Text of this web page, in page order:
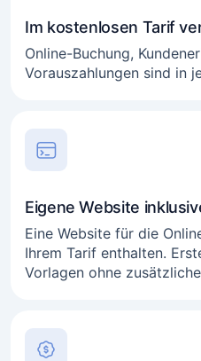
Im kostenlosen Tarif
Online-Buchung,
Vorauszahlungen sind in
Eigene Website
Eine Website für die
Ihrem Tarif enthalten.
Vorlagen ohne